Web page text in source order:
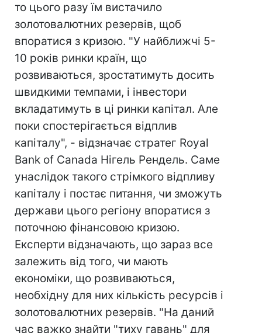
то цього разу їм вистачило
золотовалютних резервів, щоб
впоратися з кризою. "У найближчі 5-
10 років ринки країн, що
розвиваються, зростатимуть досить
швидкими темпами, і інвестори
вкладатимуть в ці ринки капітал. Але
поки спостерігається відплив
капіталу", - відзначає стратег Royal
Bank of Canada Нігель Рендель. Саме
унаслідок такого стрімкого відпливу
капіталу і постає питання, чи зможуть
держави цього регіону впоратися з
поточною фінансовою кризою.
Експерти відзначають, що зараз все
залежить від того, чи мають
економіки, що розвиваються,
необхідну для них кількість ресурсів і
золотовалютних резервів. "На даний
час важко знайти "тиху гавань" для